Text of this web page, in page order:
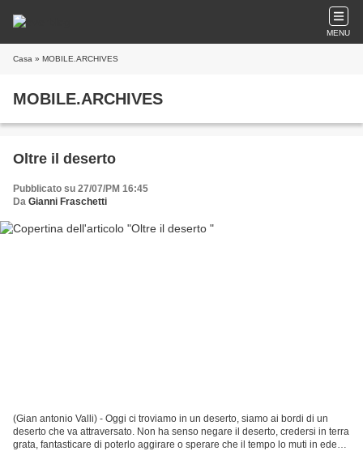
MENU
Casa » MOBILE.ARCHIVES
MOBILE.ARCHIVES
Oltre il deserto
Pubblicato su 27/07/PM 16:45
Da Gianni Fraschetti
(Gian antonio Valli) - Oggi ci troviamo in un deserto, siamo ai bordi di un
deserto che va attraversato. Non ha senso negare il deserto, credersi in terra
grata, fantasticare di poterlo aggirare o sperare che il tempo lo muti in eden.